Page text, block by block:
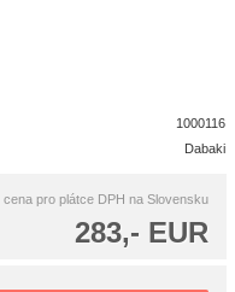
1000116
Dabaki
cena pro plátce DPH na Slovensku
283,- EUR